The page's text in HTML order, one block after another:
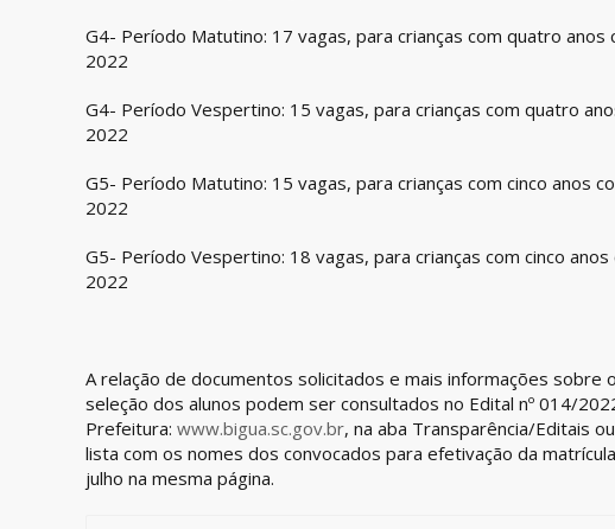
G4- Período Matutino: 17 vagas, para crianças com quatro
2022
G4- Período Vespertino: 15 vagas, para crianças com quatro
2022
G5- Período Matutino: 15 vagas, para crianças com cinco anos
2022
G5- Período Vespertino: 18 vagas, para crianças com cinco
2022
A relação de documentos solicitados e mais informações sobre
seleção dos alunos podem ser consultados no Edital nº 014/
Prefeitura: www.bigua.sc.gov.br, na aba Transparência/Editais ou
lista com os nomes dos convocados para efetivação da
julho na mesma página.